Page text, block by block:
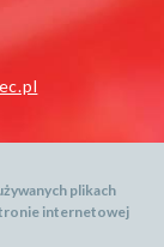
plikach
internetowej